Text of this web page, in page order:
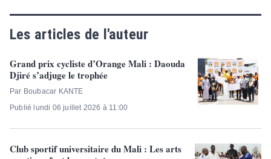
Les articles de l'auteur
Grand prix cycliste d’Orange Mali : Daouda
Djiré s’adjuge le trophée
Par Boubacar KANTE
Publié lundi 06 juillet 2026 à 11:00
Club sportif universitaire du Mali : Les arts